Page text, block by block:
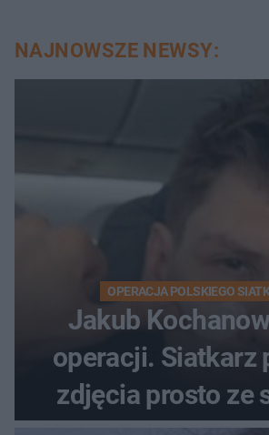
NAJNOWSZE NEWSY:
OPERACJA POLSKIEGO
Jakub
operacji. Siatkarz
zdjęcia prosto ze